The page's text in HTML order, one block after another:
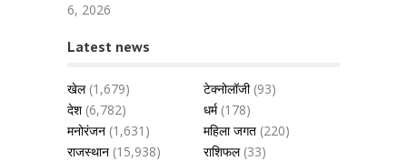
6, 2026
Latest news
खेल(1,679) टेक्नोलॉजी(93)
देश(6,782) धर्म(178)
मनोरंजन (1,631) महिला जगत (220)
राजस्थान (15,938) राशिफल(33)